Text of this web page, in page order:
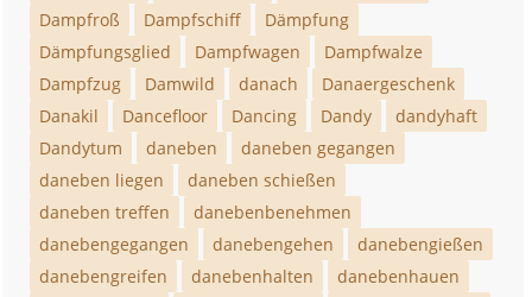
Dampfroß
Dampfschiff
Dämpfung
Dämpfungsglied
Dampfwagen
Dampfwalze
Dampfzug
Damwild danach
Danaergeschenk
Danakil
Dancefloor Dancing Dandy
dandyhaft
Dandytum
daneben
daneben gegangen
daneben liegen
daneben schießen
daneben treffen
danebenbenehmen
danebengegangen
danebengehen
danebengießen
danebengreifen
danebenhalten
danebenhauen